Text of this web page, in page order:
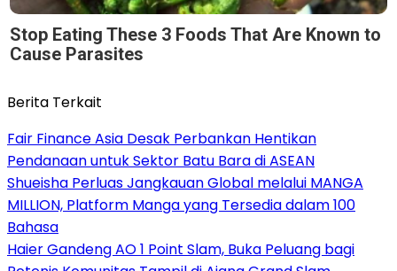
Stop Eating These 3 Foods That Are Known to
Cause Parasites
Berita Terkait
Fair Finance Asia Desak Perbankan Hentikan
Pendanaan untuk Sektor Batu Bara di ASEAN
Shueisha Perluas Jangkauan Global melalui MANGA
MILLION, Platform Manga yang Tersedia dalam 100
Bahasa
Haier Gandeng AO 1 Point Slam, Buka Peluang bagi